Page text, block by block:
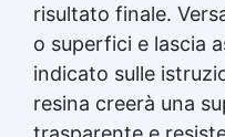
risultato finale.
o superfici e lascia
indicato sulle
resina creerà una